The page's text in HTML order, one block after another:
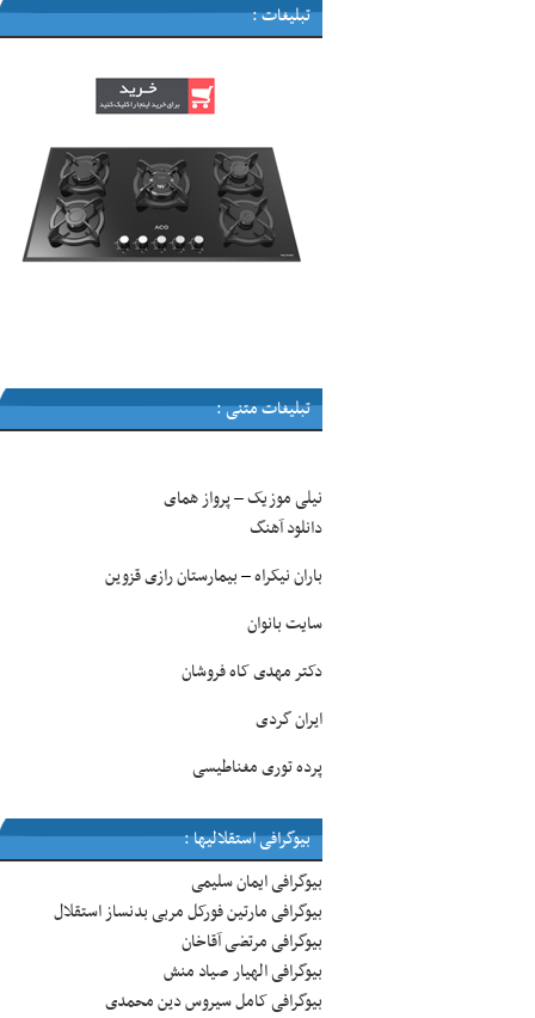
تبلیغات :
تبلیغات متنی :
نیلی موزیک–پرواز همای
دانلود آهنگ
باران نیکراه–بیمارستان رازی قزوین
سایت بانوان
دکتر مهدی کاه فروشان
ایران گردی
پرده توری مغناطیسی
بیوگرافی استقلالیها :
بیوگرافی ایمان سلیمی
بیوگرافی مارتین فورکل مربی بدنساز استقلال
بیوگرافی مرتضی آقاخان
بیوگرافی الهیار صیاد منش
بیوگرافی کامل سیروس دین محمدی